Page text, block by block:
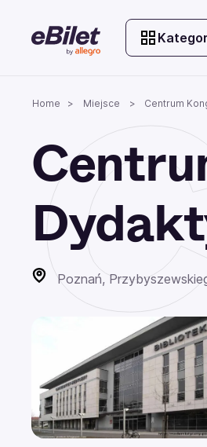
Home Miejsce Centrum
Poznań,